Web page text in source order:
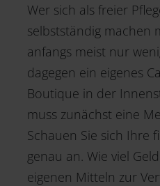
Wer sich als freier
selbstständig machen
anfangs meist nur
dagegen ein eigenes
Boutique in der
muss zunächst eine
Schauen Sie sich Ihre
genau an. Wie viel
eigenen Mitteln zur